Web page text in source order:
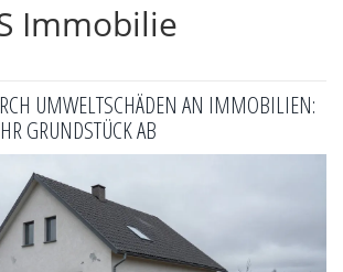
Immobilie
UMWELTSCHÄDEN AN IMMOBILIEN:
GRUNDSTÜCK AB